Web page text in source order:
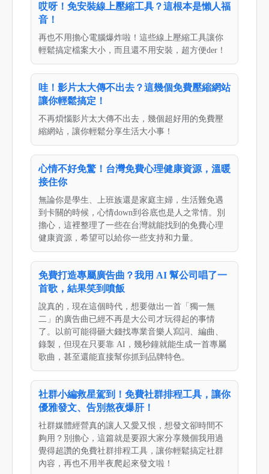
哎呀！免安裝線上壓縮工具？這根本是懶人福
音！
再也不用擔心電腦爆炸啦！這些線上壓縮工具讓你
輕鬆搞定檔案大小，而且還不用安裝，超方便der！
哇！影片太大傳不出去？這幾個免費壓縮網站
讓你輕鬆搞定！
不再煩惱影片太大傳不出去，幾個超好用的免費壓
縮網站，讓你輕鬆分享生活大小事！
心情不好免驚！台灣免費心理健康資源，溫暖
接住你
無論你是學生、上班族還是家庭主婦，生活難免遇
到卡關的時候，心情down到谷底也是人之常情。別
擔心，這裡整理了一些在台灣就能找到的免費心理
健康資源，希望可以給你一些支持和力量。
免費打造專屬廣告曲？我用 AI 幫公司唱了一
首歌，結果笑到噴飯
說真的，現在這個時代，想要做出一首「獨一無
二」的廣告曲已經不再是大公司才玩得起的事情
了。以前可能得砸大錢找專業音樂人寫詞、編曲、
錄製，但現在只要靠 AI，幾秒鐘就能生成一首專屬
歌曲，甚至還能直接幫你抓到品牌特色。
社群小編救星駕到！免費社群排程工具，讓你
優雅發文、告別熬夜爆肝！
社群媒體經營真的讓人又愛又恨，想發文卻時間不
夠用？別擔心，這篇就是要跟大家分享幾個我用過
覺得超讚的免費社群排程工具，讓你輕鬆搞定社群
內容，再也不用半夜爬起來發文啦！